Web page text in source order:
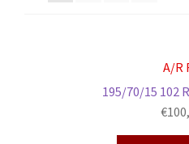
A/R
195/70/15 102
€